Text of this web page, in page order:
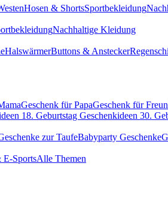
Hosen & ShortsSportbekleidung
Nachhaltige Kleidung
HalswärmerButtons & Anstecker
Geschenk für PapaGeschenk für
18. Geburtstag Geschenkideen 30.
zur TaufeBabyparty Geschenke
E-SportsAlle Themen